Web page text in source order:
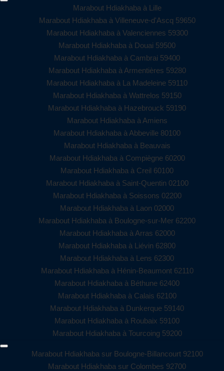
Marabout Hdiakhaba à Lille
Marabout Hdiakhaba à Villeneuve-d'Ascq 59650
Marabout Hdiakhaba à Valenciennes 59300
Marabout Hdiakhaba à Douai 59500
Marabout Hdiakhaba à Cambrai 59400
Marabout Hdiakhaba à Armentières 59280
Marabout Hdiakhaba à La Madeleine 59110
Marabout Hdiakhaba à Wattrelos 59150
Marabout Hdiakhaba à Hazebrouck 59190
Marabout Hdiakhaba à Amiens
Marabout Hdiakhaba à Abbeville 80100
Marabout Hdiakhaba à Beauvais
Marabout Hdiakhaba à Compiègne 60200
Marabout Hdiakhaba à Creil 60100
Marabout Hdiakhaba à Saint-Quentin 02100
Marabout Hdiakhaba à Soissons 02200
Marabout Hdiakhaba à Laon 02000
Marabout Hdiakhaba à Boulogne-sur-Mer 62200
Marabout Hdiakhaba à Arras 62000
Marabout Hdiakhaba à Liévin 62800
Marabout Hdiakhaba à Lens 62300
Marabout Hdiakhaba à Hénin-Beaumont 62110
Marabout Hdiakhaba à Béthune 62400
Marabout Hdiakhaba à Calais 62100
Marabout Hdiakhaba à Dunkerque 59140
Marabout Hdiakhaba à Roubaix 59100
Marabout Hdiakhaba à Tourcoing 59200
Marabout Hdiakhaba sur Boulogne-Billancourt 92100
Marabout Hdiakhaba sur Colombes 92700